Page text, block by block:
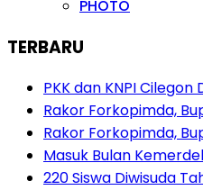
PHOTO
TERBARU
PKK dan KNPI
Rakor Forkopimda,
Rakor Forkopimda,
Masuk Bulan
220 Siswa Diwisuda